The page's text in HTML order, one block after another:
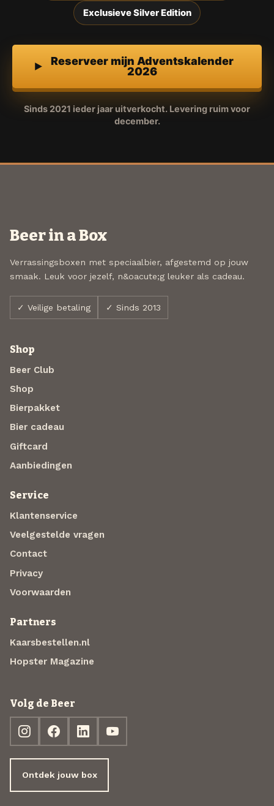
Exclusieve Silver Edition
Reserveer mijn Adventskalender
2026
Sinds 2021 ieder jaar uitverkocht. Levering ruim voor
december.
Beer in a Box
Verrassingsboxen met speciaalbier, afgestemd op jouw
smaak. Leuk voor jezelf, n&oacute;g leuker als cadeau.
✓ Veilige betaling ✓ Sinds 2013
Shop
Beer Club
Shop
Bierpakket
Bier cadeau
Giftcard
Aanbiedingen
Service
Klantenservice
Veelgestelde vragen
Contact
Privacy
Voorwaarden
Partners
Kaarsbestellen.nl
Hopster Magazine
Volg de Beer
Ontdek jouw box